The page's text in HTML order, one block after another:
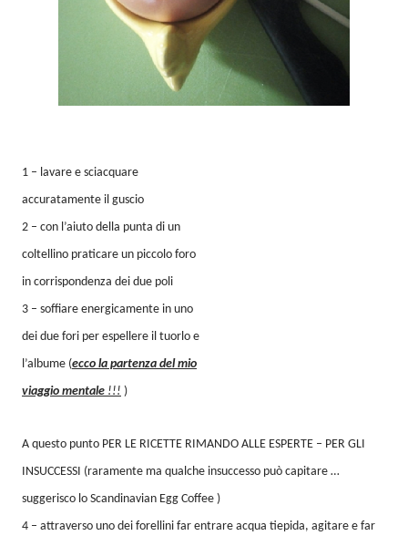
1 – lavare e sciacquare
accuratamente il guscio
2 – con l’aiuto della punta di un
coltellino praticare un piccolo foro
in corrispondenza dei due poli
3 – soffiare energicamente in uno
dei due fori per espellere il tuorlo e
l’albume (ecco la partenza del mio
viaggio mentale !!! )
A questo punto PER LE RICETTE RIMANDO ALLE ESPERTE – PER GLI
INSUCCESSI (raramente ma qualche insuccesso può capitare …
suggerisco lo Scandinavian Egg Coffee )
4 – attraverso uno dei forellini far entrare acqua tiepida, agitare e far